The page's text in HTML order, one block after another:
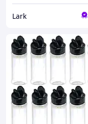
Lark